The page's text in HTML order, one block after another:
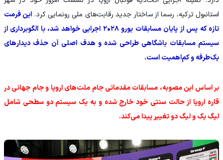
استانبول ترکیه، رسما از ساختار جدید رقابت‌های ملی رونمایی کرد. این فرمت
تازه که پس از پایان مسابقات یورو ۲۰۲۸ اجرایی خواهد شد، با الگوبرداری از
سیستم مسابقات باشگاهی طراحی شده و هدف اصلی آن حذف دیدارهای
یک‌طرفه و کم‌اهمیت است.
‫بر اساس این مصوبه، مسابقات مقدماتی جام ملت‌های اروپا و جام جهانی در
قاره اروپا از حالت سنتی خود خارج شده و به یک سیستم دو سطحی شامل
لیگ یک و لیگ دو تغییر پیدا می‌کند.